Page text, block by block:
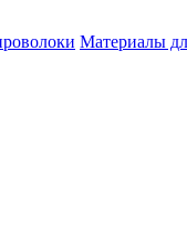
Материалы